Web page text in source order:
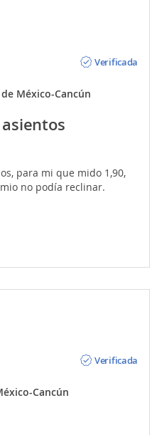
Verificada
de México-Cancún
para mi que mido 1,90,
no podía reclinar.
Verificada
Cancún